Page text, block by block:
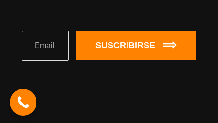
SUSCRIBIRSE